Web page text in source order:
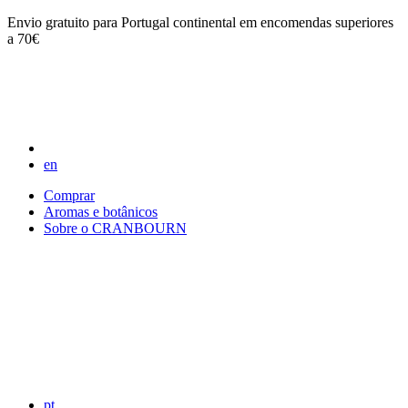
Envio gratuito para Portugal continental em encomendas superiores
a 70€
en
Comprar
Aromas e botânicos
Sobre o CRANBOURN
pt